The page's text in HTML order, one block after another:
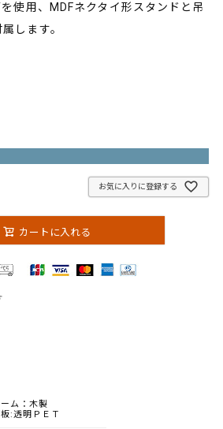
使用、MDFネクタイ形スタンドと吊
します。
お気に入りに登録する
カートに入れる
ム：木製
:透明ＰＥＴ